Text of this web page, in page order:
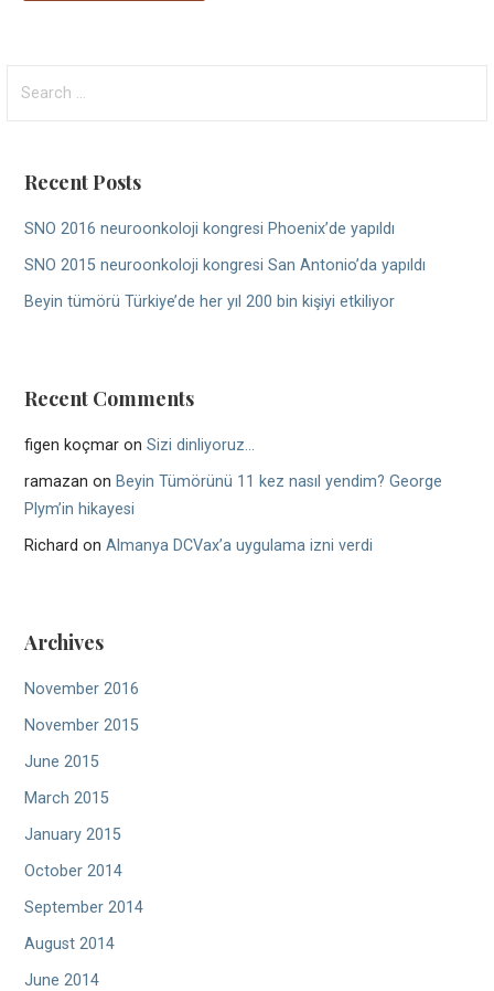
for:
Recent Posts
SNO 2016 neuroonkoloji kongresi Phoenix’de yapıldı
SNO 2015 neuroonkoloji kongresi San Antonio’da yapıldı
Beyin tümörü Türkiye’de her yıl 200 bin kişiyi etkiliyor
Recent Comments
figen koçmar onSizi dinliyoruz…
ramazan on Beyin Tümörünü 11 kez nasıl yendim? George
Plym’in hikayesi
Richard onAlmanya DCVax’a uygulama izni verdi
Archives
November 2016
November 2015
June 2015
March 2015
January 2015
October 2014
September 2014
August 2014
June 2014